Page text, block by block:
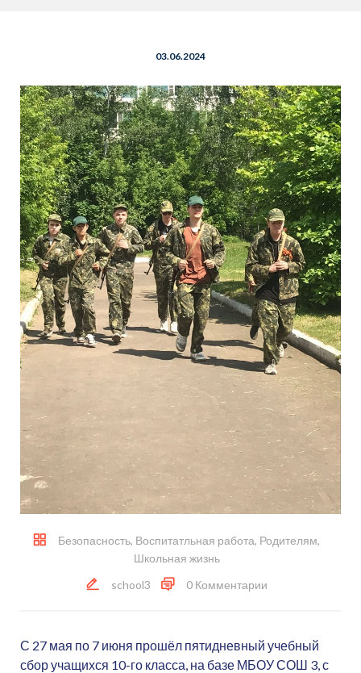
03.06.2024
Безопасность, Воспитатльная работа, Родителям,
Школьная жизнь
school3
0 Комментарии
С 27 мая по 7 июня прошёл пятидневный учебный
сбор учащихся 10-го класса, на базе МБОУ СОШ 3, с